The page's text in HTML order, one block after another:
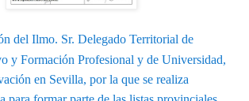
del Ilmo. Sr. Delegado Territorial de
y Formación Profesional y de Universidad,
en Sevilla, por la que se realiza